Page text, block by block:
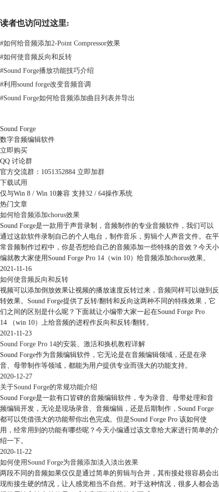
对于高于48KHz的采样率，人耳已无法辨别出不同来了。所以，
采样率，大家可以根据需求及小编的介绍自行选择。
位深：“位深”也叫采样位深，可以理解为采集卡处理声音的解析度。这个
数值越大，解析度就越高，录制和回放的声音就越真实。
一般来说，音频位深采用16位是常见的，但目前高质量的音频系统已经使
用24-32bit的量化精度。而有些对音质要求较低的场合，比如网络电话，
也可能使用8bit。所以，一般来说，大家制作音频，16bit已足够了。
图4：通道
通道：“通道”也就是“通道数”，指的是声音的通道的数目。常有单声道和
立体声之分，单声道的声音只能使用一个喇叭发声，有的也处理成两个喇
叭输出同一个声道的声音，立体声可以使两个喇叭都发声（一般左、右声
道有分工），更能感受到空间效果。Sound Forge还为大家准备了更多声
道，环绕音也能轻松实现。
第三步：快速新建
读者也访问过这里:
#如何给音频添加2-Point Compressor效果
#如何使音频反向和反转
#Sound Forge播放功能技巧介绍
#利用sound forge改变音频音调
#Sound Forge如何给音频添加曲目列表并导出
Sound Forge
数字音频编辑软件
立即购买
QQ 讨论群
官方交流群：1051352884 立即加群
下载试用
仅与Win 8 / Win 10兼容 支持32 / 64操作系统
热门文章
如何给音频添加chorus效果
Sound Forge是一款用于声音录制，音频制作的专业音频软件，我们可以
通过这款软件录制自己的个人电台，制作音乐，剪辑个人声音文件。在平
常音频制作过程中，你是否想给自己的音频添加一些特殊的音效？今天小
编就教大家使用Sound Forge Pro 14（win 10）给音频添加chorus效果。
2021-11-16
如何使音频反向和反转
视频可以添加倒放效果让视频的播放速度反转过来，音频同样可以做到反
转效果。Sound Forge提供了反转/翻转和反向这两种不同的特殊效果，它
们之间的区别是什么呢？下面就让小编带大家一起在Sound Forge Pro
14 （win 10）上给音频的进程作反向和反转/翻转。
2021-11-23
Sound Forge Pro 14的安装、激活和换机教程详解
Sound Forge作为音频编辑软件，它无论是在音频编辑领域，还是在录
音、母带制作等领域，都能为用户提供专业而强大的功能支持。
2020-12-27
关于Sound Forge的常规功能介绍
Sound Forge是一款有口皆碑的音频编辑软件，专为录音、母带处理和音
频编辑开发，无论是现场录音、音频编辑，还是后期制作，Sound Forge
都可以凭借强大的功能帮你出色完成。但是Sound Forge Pro 该如何使
用，经常用到的功能有哪些呢？今天小编通过该文章给大家进行简单的介
绍一下。
2020-11-22
如何使用Sound Forge为音频添加淡入淡出效果
两段不同的音频如果仅仅是通过简单的剪辑与合并，其衔接处很容易会出
现衔接生硬的情况，让人感觉相当不自然。对于这种情况，很多人都会选